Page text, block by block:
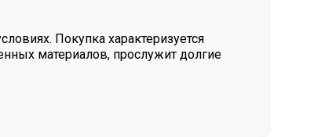
Покупка характеризуется
материалов, прослужит долгие